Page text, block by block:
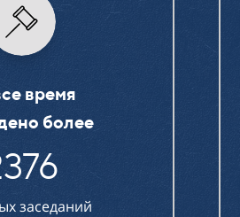
время
более
заседаний